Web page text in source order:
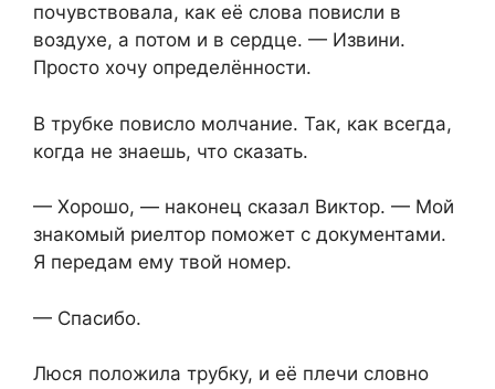
почувствовала, как её слова повисли в
воздухе, а потом и в сердце. — Извини.
Просто хочу определённости.
В трубке повисло молчание. Так, как всегда,
когда не знаешь, что сказать.
— Хорошо, — наконец сказал Виктор. — Мой
знакомый риелтор поможет с документами.
Я передам ему твой номер.
— Спасибо.
Люся положила трубку, и её плечи словно